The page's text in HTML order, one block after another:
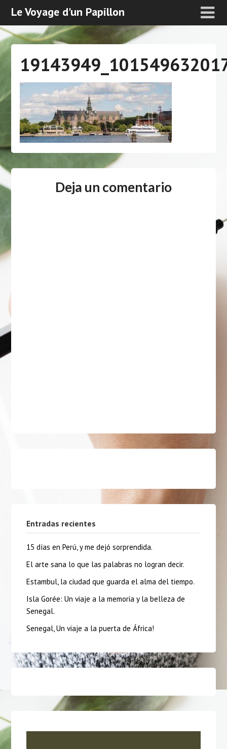
Le Voyage d'un Papillon
Deja un comentario
Entradas recientes
15 días en Perú, y me dejó sorprendida.
El arte sana lo que las palabras no logran decir.
Estambul, la ciudad que guarda el alma del tiempo.
Isla Gorée: Un viaje a la memoria y la belleza de
Senegal.
Senegal, Un viaje a la puerta de África!